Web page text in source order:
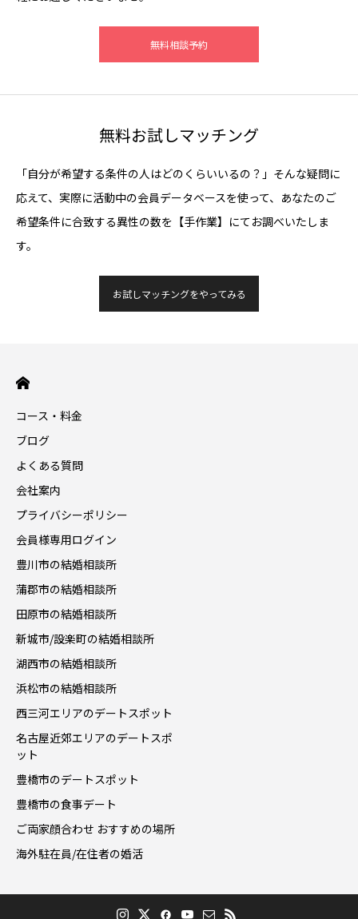
無料相談予約
無料お試しマッチング
「自分が希望する条件の人はどのくらいいるの？」そんな疑問に
応えて、実際に活動中の会員データベースを使って、あなたのご
希望条件に合致する異性の数を【手作業】にてお調べいたしま
す。
お試しマッチングをやってみる
コース・料金
ブログ
よくある質問
会社案内
プライバシーポリシー
会員様専用ログイン
豊川市の結婚相談所
蒲郡市の結婚相談所
田原市の結婚相談所
新城市/設楽町の結婚相談所
湖西市の結婚相談所
浜松市の結婚相談所
西三河エリアのデートスポット
名古屋近郊エリアのデートスポ
ット
豊橋市のデートスポット
豊橋市の食事デート
ご両家顔合わせ おすすめの場所
海外駐在員/在住者の婚活